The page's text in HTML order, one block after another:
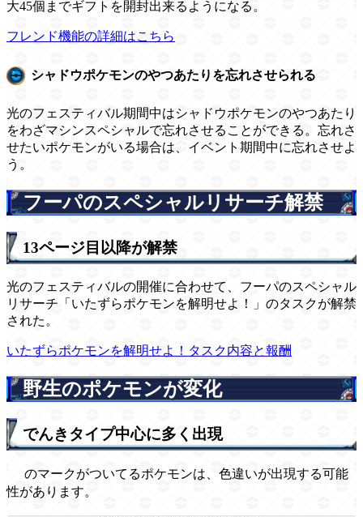
大45個までギフトを開封出来るようになる。
フレンド機能の詳細はこちら
シャドウポケモンのやつあたりを忘れさせられる
光のフェスティバル期間中はシャドウポケモンのやつあたり
をわざマシンスペシャルで忘れさせることができる。忘れさ
せたいポケモンがいる場合は、イベント期間中に忘れさせよ
う。
フーパのスペシャルリサーチ解禁
13ページ目以降が解禁
光のフェスティバルの開催に合わせて、フーパのスペシャル
リサーチ「いたずらポケモンを解明せよ！」のタスクが解禁
された。
いたずらポケモンを解明せよ！タスク内容と報酬
野生のポケモンが変化
でんきタイプ中心に多く出現
のマークがついてるポケモンは、色違いが出現する可能
性があります。